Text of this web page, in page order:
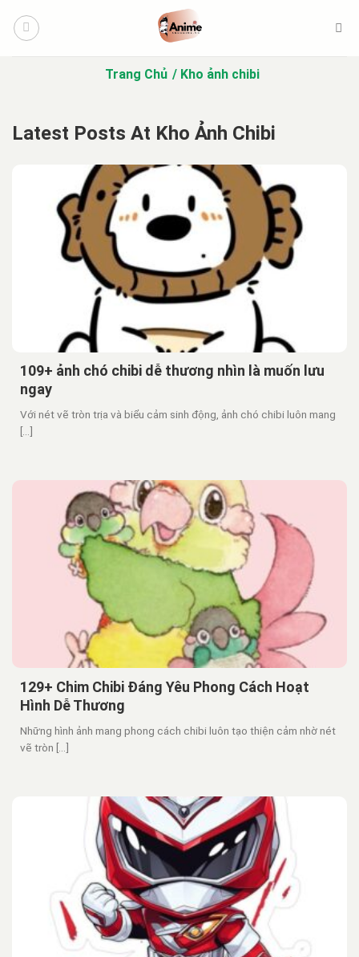
qua
Trang Chủ Kho ảnh chibi
Latest Posts At Kho Ảnh Chibi
109+ ảnh chó chibi dễ thương nhìn là muốn lưu
ngay
Với nét vẽ tròn trịa và biểu cảm sinh động, ảnh chó chibi luôn mang
[...]
129+ Chim Chibi Đáng Yêu Phong Cách Hoạt
Hình Dễ Thương
Những hình ảnh mang phong cách chibi luôn tạo thiện cảm nhờ nét
vẽ tròn [...]